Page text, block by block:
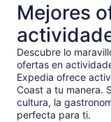
Ghana are unlike
pothole-y, and
and often pass into
walk among traffic.
so folks aren't
guides!). It's all
enough going
like Ruby.
Mejores
Descubre lo
ofertas en
Expedia ofrece
Coast a tu manera.
cultura, la
perfecta para ti.